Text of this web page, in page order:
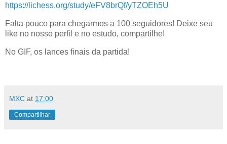
https://lichess.org/study/eFV8brQf/yTZOEh5U
Falta pouco para chegarmos a 100 seguidores! Deixe seu
like no nosso perfil e no estudo, compartilhe!
No GIF, os lances finais da partida!
MXC at 17:00
Compartilhar